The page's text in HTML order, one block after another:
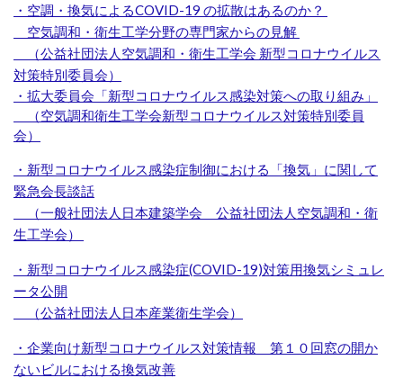
・空調・換気によるCOVID-19 の拡散はあるのか？
空気調和・衛生工学分野の専門家からの見解
（公益社団法人空気調和・衛生工学会 新型コロナウイルス
対策特別委員会）
・拡大委員会「新型コロナウイルス感染対策への取り組み」
（空気調和衛生工学会新型コロナウイルス対策特別委員
会）
・新型コロナウイルス感染症制御における「換気」に関して
緊急会長談話
（一般社団法人日本建築学会 公益社団法人空気調和・衛
生工学会）
・新型コロナウイルス感染症(COVID-19)対策用換気シミュレ
ータ公開
（公益社団法人日本産業衛生学会）
・企業向け新型コロナウイルス対策情報 第１０回窓の開か
ないビルにおける換気改善